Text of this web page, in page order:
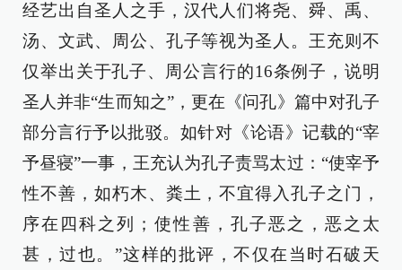
经艺出自圣人之手，汉代人们将尧、舜、禹、
汤、文武、周公、孔子等视为圣人。王充则不
仅举出关于孔子、周公言行的16条例子，说明
圣人并非“生而知之”，更在《问孔》篇中对孔子
部分言行予以批驳。如针对《论语》记载的“宰
予昼寝”一事，王充认为孔子责骂太过：“使宰予
性不善，如朽木、粪土，不宜得入孔子之门，
序在四科之列；使性善，孔子恶之，恶之太
甚，过也。”这样的批评，不仅在当时石破天